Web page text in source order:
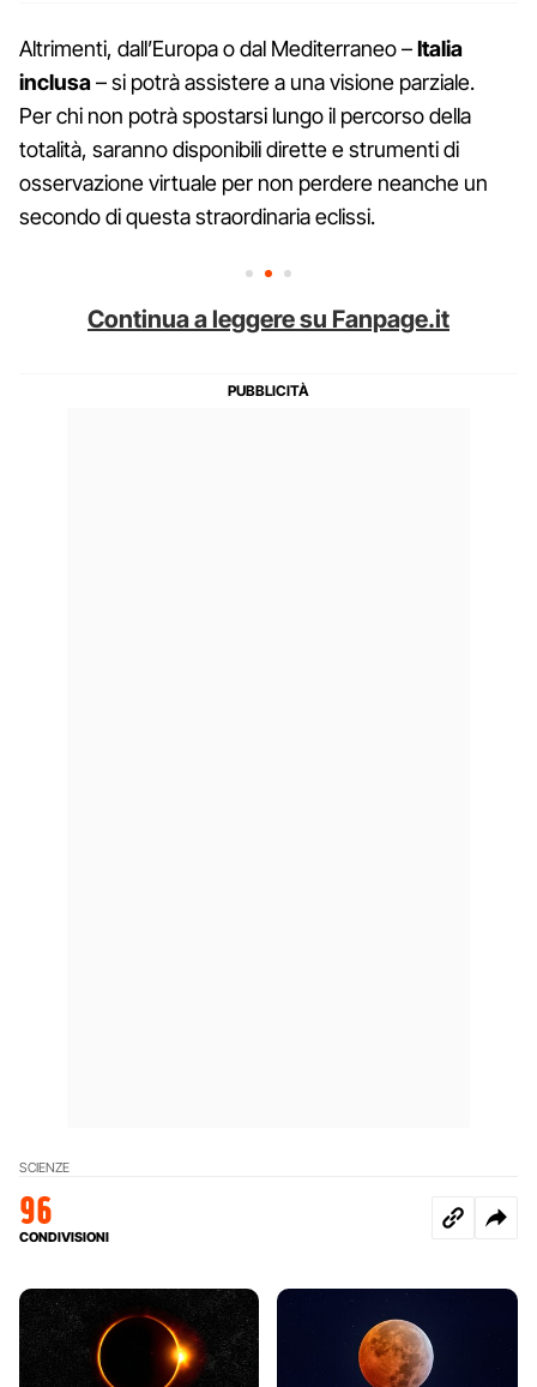
Altrimenti, dall’Europa o dal Mediterraneo –Italia
inclusa– si potrà assistere a una visione parziale.
Per chi non potrà spostarsi lungo il percorso della
totalità, saranno disponibili dirette e strumenti di
osservazione virtuale per non perdere neanche un
secondo di questa straordinaria eclissi.
Continua a leggere su Fanpage.it
SCIENZE
96
CONDIVISIONI